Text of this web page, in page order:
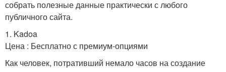
собрать полезные данные практически с любого
публичного сайта.
1. Kadoa
Цена : Бесплатно с премиум-опциями
Как человек, потративший немало часов на создание